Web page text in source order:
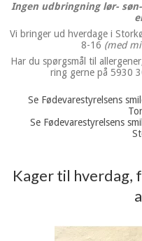
Ingen udbringning lør-
Vi bringer ud hverdage i
8-16 (med
Har du spørgsmål til
ring gerne på 5930
Se Fødevarestyrelsens
Se Fødevarestyrelsens
Kager til hverdag,